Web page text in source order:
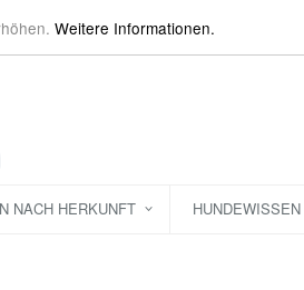
Weitere Informationen.
NACH HERKUNFT HUNDEWISSEN